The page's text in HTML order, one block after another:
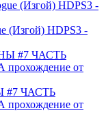
(Изгой) HDPS3 -
ЧАСТЬ
от